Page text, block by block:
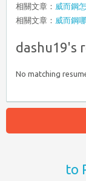
相關文章： 威而鋼
相關文章： 威而鋼
dashu19's
No matching
to